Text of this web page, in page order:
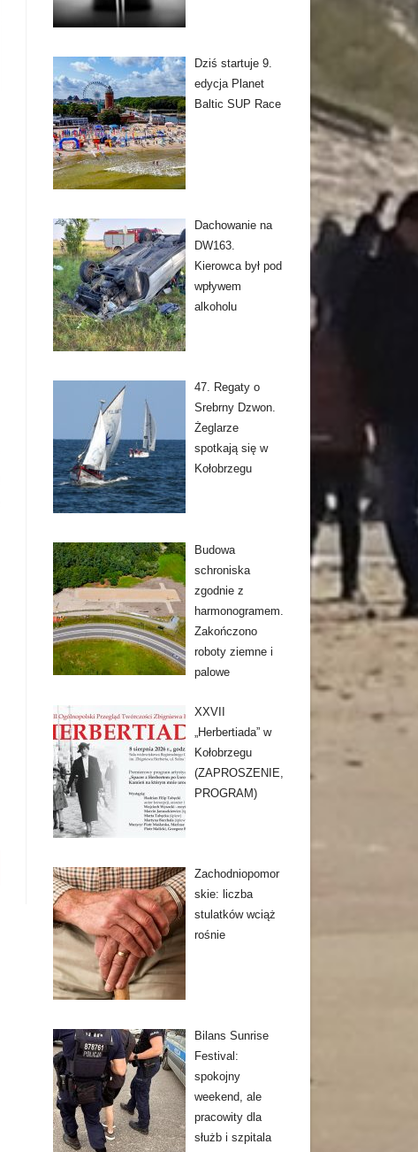
Dziś startuje 9.
edycja Planet
Baltic SUP Race
Dachowanie na
DW163.
Kierowca był pod
wpływem
alkoholu
47. Regaty o
Srebrny Dzwon.
Żeglarze
spotkają się w
Kołobrzegu
Budowa
schroniska
zgodnie z
harmonogramem.
Zakończono
roboty ziemne i
palowe
XXVII
„Herbertiada” w
Kołobrzegu
(ZAPROSZENIE,
PROGRAM)
Zachodniopomor
skie: liczba
stulatków wciąż
rośnie
Bilans Sunrise
Festival:
spokojny
weekend, ale
pracowity dla
służb i szpitala